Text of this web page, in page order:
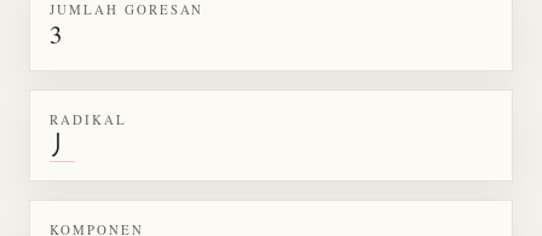
JUMLAH GORESAN
3
RADIKAL
丿
KOMPONEN